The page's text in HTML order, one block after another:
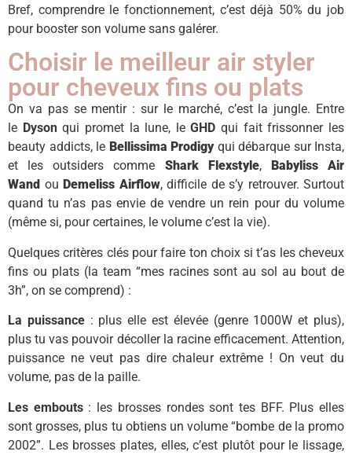
Bref, comprendre le fonctionnement, c’est déjà 50% du job
pour booster son volume sans galérer.
Choisir le meilleur air styler
pour cheveux fins ou plats
On va pas se mentir : sur le marché, c’est la jungle. Entre
le Dysonqui promet la lune, leGHD qui fait frissonner les
beauty addicts, le Bellissima Prodigyqui débarque sur Insta,
et les outsiders comme Shark Flexstyle,
Babyliss Air
Wand ou Demeliss Airflow, difficile de s’y retrouver. Surtout
quand tu n’as pas envie de vendre un rein pour du volume
(même si, pour certaines, le volume c’est la vie).
Quelques critères clés pour faire ton choix si t’as les cheveux
fins ou plats (la team “mes racines sont au sol au bout de
3h”, on se comprend) :
La puissance: plus elle est élevée (genre 1000W et plus),
plus tu vas pouvoir décoller la racine efficacement. Attention,
puissance ne veut pas dire chaleur extrême ! On veut du
volume, pas de la paille.
Les embouts: les brosses rondes sont tes BFF. Plus elles
sont grosses, plus tu obtiens un volume “bombe de la promo
2002”. Les brosses plates, elles, c’est plutôt pour le lissage,